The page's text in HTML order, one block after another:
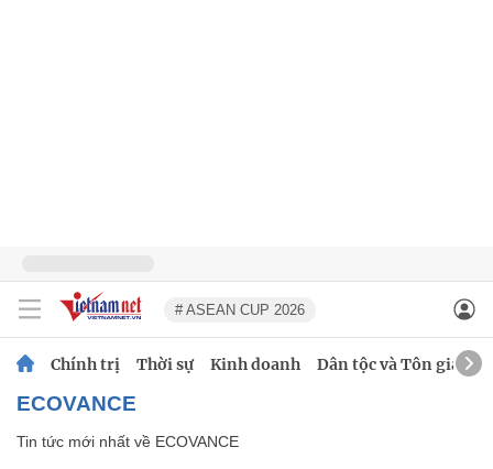
# ASEAN CUP 2026
Chính trị Thời sự Kinh doanh Dân tộc và Tôn giáo
ECOVANCE
Tin tức mới nhất về ECOVANCE